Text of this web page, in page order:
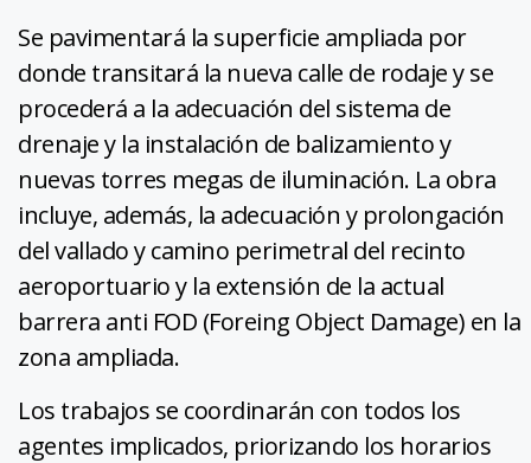
Se pavimentará la superficie ampliada por
donde transitará la nueva calle de rodaje y se
procederá a la adecuación del sistema de
drenaje y la instalación de balizamiento y
nuevas torres megas de iluminación. La obra
incluye, además, la adecuación y prolongación
del vallado y camino perimetral del recinto
aeroportuario y la extensión de la actual
barrera anti FOD (Foreing Object Damage) en la
zona ampliada.
Los trabajos se coordinarán con todos los
agentes implicados, priorizando los horarios